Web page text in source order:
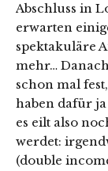
Abschluss in
erwarten
spektakuläre
mehr…
schon mal
haben dafür ja
es eilt also
werdet:
(double